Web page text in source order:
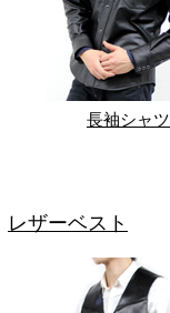
長袖シャツ
レザーベスト